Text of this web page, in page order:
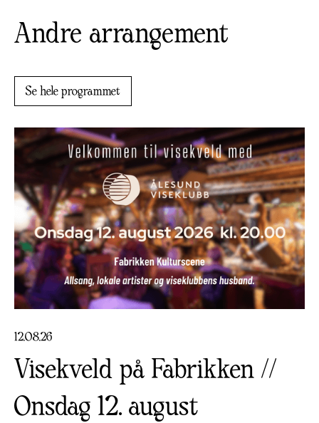
Andre arrangement
Se hele programmet
12.08.26
Visekveld på Fabrikken //
Onsdag 12. august